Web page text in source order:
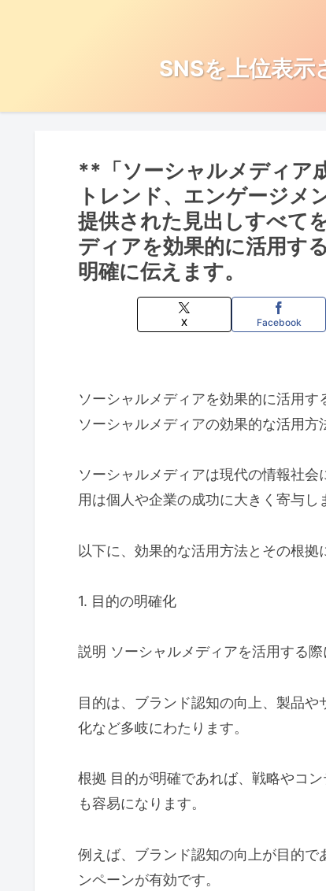
SNSを上位表示
**「ソーシャルメディア
トレンド、エンゲージメ
提供された見出しすべて
ディアを効果的に活用す
明確に伝えます。
X Facebook
ソーシャルメディアを効果的に活用す
ソーシャルメディアの効果的な活用方
ソーシャルメディアは現代の情報社
用は個人や企業の成功に大きく寄与し
以下に、効果的な活用方法とその根拠
1. 目的の明確化
説明 ソーシャルメディアを活用する
目的は、ブランド認知の向上、製品
化など多岐にわたります。
根拠 目的が明確であれば、戦略やコ
も容易になります。
例えば、ブランド認知の向上が目的
ンペーンが有効です。